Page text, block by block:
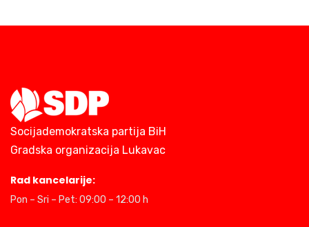
Socijademokratska partija BiH
Gradska organizacija Lukavac
Rad kancelarije:
Pon – Sri – Pet: 09:00 – 12:00 h